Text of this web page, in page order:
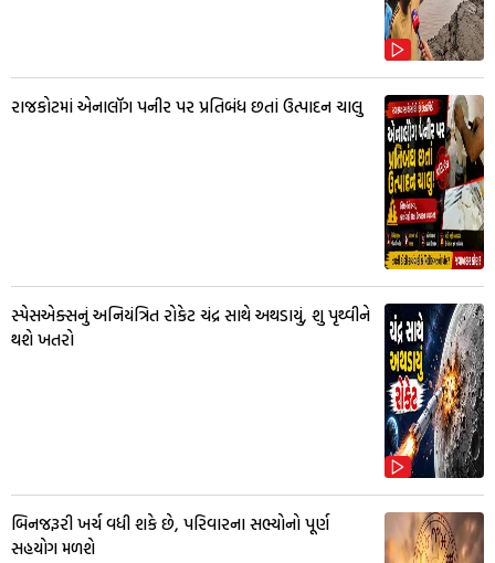
રાજકોટમાં એનાલૉગ પનીર પર પ્રતિબંધ છતાં ઉત્પાદન ચાલુ
સ્પેસએક્સનું અનિયંત્રિત રોકેટ ચંદ્ર સાથે અથડાયું, શુ પૃથ્વીને
થશે ખતરો
બિનજરૂરી ખર્ચ વધી શકે છે, પરિવારના સભ્યોનો પૂર્ણ
સહયોગ મળશે